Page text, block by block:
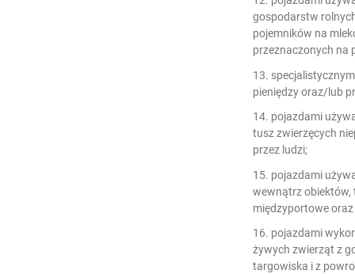
gospodarstw
pojemników na
przeznaczonych na
13.
pieniędzy oraz/lub
14. pojazdami
tusz zwierzęcych
przez ludzi;
15. pojazdami
wewnątrz obiektów,
międzyportowe
16. pojazdami
żywych zwierząt z
targowiska i z